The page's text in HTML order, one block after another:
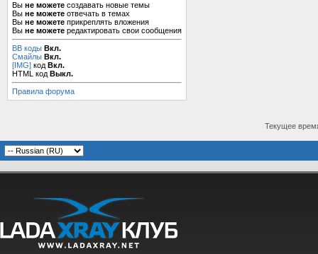
Вы не можете создавать новые темы
Вы не можете отвечать в темах
Вы не можете прикреплять вложения
Вы не можете редактировать свои сообщения
BB коды Вкл.
Смайлы Вкл.
[IMG] код Вкл.
HTML код Выкл.
Правила форума
Текущее